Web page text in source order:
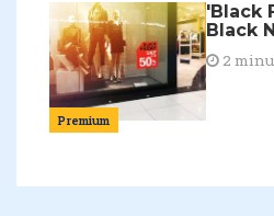
Premium
'Black
Black
2